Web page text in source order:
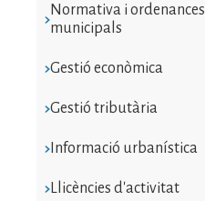
Normativa i ordenances
municipals
Gestió econòmica
Gestió tributària
Informació urbanística
Llicències d'activitat